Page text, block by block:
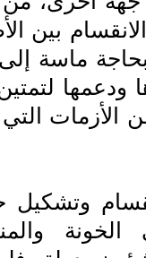
بين
ماسة
ودعمها
الأزمات التي
وتشكيل